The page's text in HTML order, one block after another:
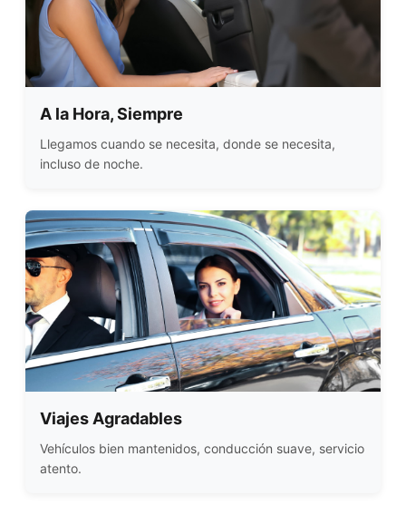
A la Hora, Siempre
Llegamos cuando se necesita, donde se necesita,
incluso de noche.
Viajes Agradables
Vehículos bien mantenidos, conducción suave, servicio
atento.